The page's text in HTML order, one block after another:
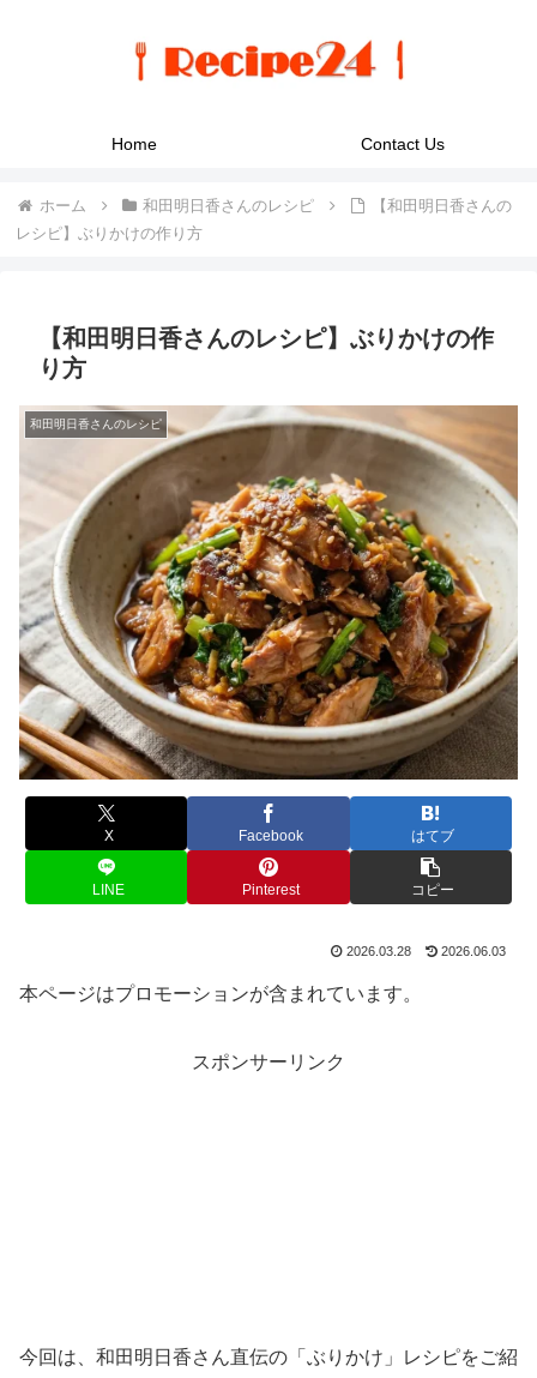
Home Contact Us
ホーム 和田明日香さんのレシピ
【和田明日香さんの
レシピ】ぶりかけの作り方
【和田明日香さんのレシピ】ぶりかけの作
り方
和田明日香さんのレシピ
X Facebook はてブ
LINE Pinterest コピー
2026.03.28 2026.06.03
本ページはプロモーションが含まれています。
スポンサーリンク
今回は、和田明日香さん直伝の「ぶりかけ」レシピをご紹